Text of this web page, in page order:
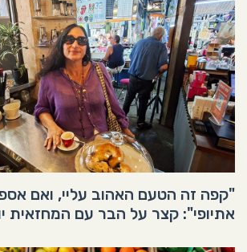
"קפה זה הטעם האהוב עליי, ואם
אתיופי": קצר על הבר עם המחזאית